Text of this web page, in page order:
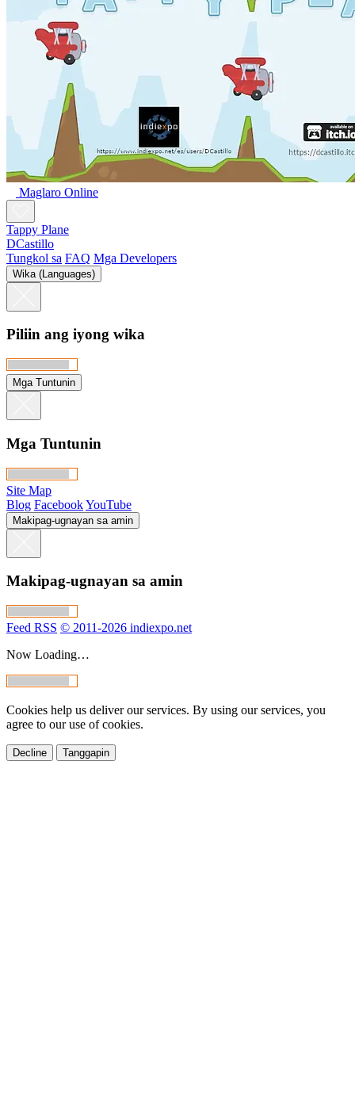
Maglaro Online
Tappy Plane
DCastillo
Tungkol sa FAQ Mga Developers
Wika (Languages)
Piliin ang iyong wika
Mga Tuntunin
Mga Tuntunin
Site Map
Blog FacebookYouTube
Makipag-ugnayan sa amin
Makipag-ugnayan sa amin
Feed RSS © 2011-2026 indiexpo.net
Now Loading…
Cookies help us deliver our services. By using our services, you
agree to our use of cookies.
Decline Tanggapin